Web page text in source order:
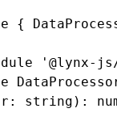
{
'@lynx-
: string ) :